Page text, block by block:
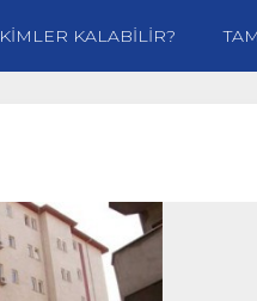
KİMLER KALABİLİR?